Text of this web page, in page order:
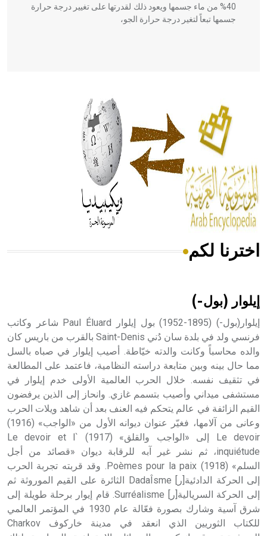
40% من ماء جسمها ويعود ذلك لقدرتها على تغيير درجة حرارة
جسمها تبعاً لتغير درجة حرارة الجو،
الحكم، الأدلة، تنظيم التغذية، ورسالته في جروح الرأس. ويعود
له الفضل بأنه حرر الطب من الدين والفلسفة.
- هل تعلم أن المرجان إفراز حيواني يتكون في البحر ويتركب
من مادة كربونات الكلسيوم، وهو أحمر أو شديد الحمرة وهو
أجود أنواعه، ويمتاز بكبر الحجم ويسمى الش
هل تعلم أن الأبسيد كلمة فرنسية اللفظ تم اعتمادها مصطلحاً
- هل تعلم أن أبجر Abgar اسم معروف جيداً يعود إلى عدد من
الملوك الذين حكموا مدينة إديسا (الرها) من أبجر الأول وحتى
التاسع، وهم ينتسبون إلى أسرة أوسروين
- هل تعلم أن الأبجدية الكنعانية تتألف من /22/ علامة كتابية
sign تكتب منفصلة غير متصلة، وتعتمد المبدأ الأكوروفوني،
حيث تقتصر القيمة الصوتية للعلامة الك
اخترنا لكم
إيلوار (بول-)
إيلوار(بول-) (1895-1952) بول إيلوار Paul Éluard شاعر وكاتب
فرنسي ولد في بلدة سان دُني Saint-Denis بالقرب من باريس كان
والده محاسباً وكانت والدته خيّاطة. أصيب إيلوار في صباه بالسل
مما حال بينه وبين متابعة دراسته النظامية، فاعتمد على المطالعة
في تثقيف نفسه. خلال الحرب العالمية الأولى خدم إيلوار في
مستشفى ميداني وأصيب بتسمم غازي. وانحاز إلى الذين يرفضون
القيم الزائفة في عالم يتحكم فيه العنف بعد أن شاهد ويلات الحرب
وعانى من آلامها، فغيّر عنوان ديوانه الأول من «الواجب» (1916)
Le devoir إلى «الواجب والقلق» (1917) Le devoir et l`
inquiétude، ثم نشر غير آبه للرقابة ديوان «قصائد من أجل
السلم» (1918) Poèmes pour la paix. وقد قربته تجربة الحرب
إلى الحركة الدادئية[ر] DadaÎsme الثائرة على القيم الموروثة ثم
إلى الحركة السريالية[ر] Surréalisme. قام إيوار برحلة طويلة إلى
شرق آسية وشارك بصورة فعّالة عام 1930 في المؤتمر العالمي
للكتاب الثوريين الذي انعقد في مدينة خاركوف Charkov